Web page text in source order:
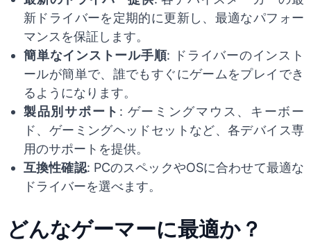
新ドライバーを定期的に更新し、最適なパフォー
マンスを保証します。
簡単なインストール手順: ドライバーのインスト
ールが簡単で、誰でもすぐにゲームをプレイでき
るようになります。
製品別サポート : ゲーミングマウス、キーボー
ド、ゲーミングヘッドセットなど、各デバイス専
用のサポートを提供。
互換性確認: PCのスペックやOSに合わせて最適な
ドライバーを選べます。
どんなゲーマーに最適か？